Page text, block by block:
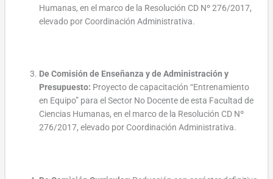
Humanas, en el marco de la Resolución CD Nº 276/2017,
elevado por Coordinación Administrativa.
De Comisión de Enseñanza y de Administración y
Presupuesto: Proyecto de capacitación “Entrenamiento
en Equipo” para el Sector No Docente de esta Facultad de
Ciencias Humanas, en el marco de la Resolución CD Nº
276/2017, elevado por Coordinación Administrativa.